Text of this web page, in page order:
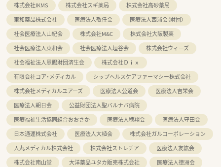
株式会社IKMS
株式会社スギ薬局
株式会社高砂薬局
東和薬品株式会社
医療法人敬任会
医療法人西浦会（財団）
社会医療法人山紀会
株式会社M&C
株式会社大阪製薬
社会医療法人東和会
社会医療法人垣谷会
株式会社ウィーズ
社会福祉法人恩賜財団済生会
株式会社Ｄｉｘ
有限会社コア・メディカル
シップヘルスケアファーマシー株式会社
株式会社メディカルユアーズ
医療法人公道会
医療法人吉栄会
医療法人朝日会
公益財団法人聖バルナバ病院
医療福祉生活協同組合おおさか
医療法人穂翔会
医療法人守田会
日本通運株式会社
医療法人大植会
株式会社ガルコーポレーション
人丸メディカル株式会社
株式会社ストレチア
医療法人友紘会
株式会社南山堂
大洋薬品ユタカ販売株式会社
医療法人徳洲会